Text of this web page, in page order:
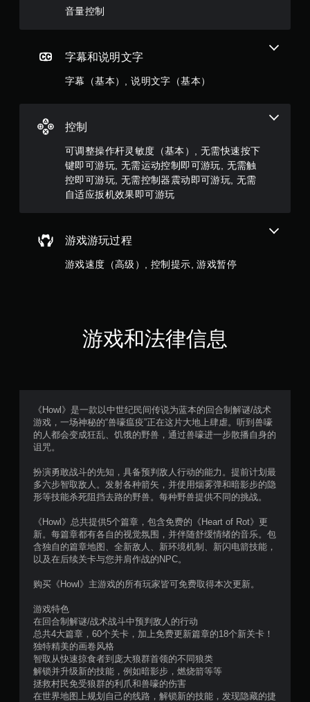
颗
星
8
个
评
价
）
音量控制
字幕和说明文字
字幕（基本）, 说明文字（基本）
控制
可调整操作杆灵敏度（基本）, 无需快速按下
键即可游玩, 无需运动控制即可游玩, 无需触
控即可游玩, 无需控制器震动即可游玩, 无需
自适应扳机效果即可游玩
需
控
制
震
动
即
可
游
玩
您
开
制
可
游
玩
游
戏
无
需
适
应
扳
效
可
游
玩
您
无
需
游戏游玩过程
游戏速度（高级）, 控制提示, 游戏暂停
游戏和法律信息
《Howl》是一款以中世纪民间传说为蓝本的回合制解谜/战术
游戏，一场神秘的“兽嚎瘟疫”正在这片大地上肆虐。听到兽嚎
的人都会变成狂乱、饥饿的野兽，通过兽嚎进一步散播自身的
诅咒。
扮演勇敢战斗的先知，具备预判敌人行动的能力。提前计划最
多六步智取敌人。发射各种箭矢，并使用烟雾弹和暗影步的隐
形等技能杀死阻挡去路的野兽。每种野兽提供不同的挑战。
《Howl》总共提供5个篇章，包含免费的《Heart of Rot》更
新。每篇章都有各自的视觉氛围，并伴随舒缓情绪的音乐。包
含独自的篇章地图、全新敌人、新环境机制、新闪电箭技能，
以及在后续关卡与您并肩作战的NPC。
购买《Howl》主游戏的所有玩家皆可免费取得本次更新。
游戏特色
在回合制解谜/战术战斗中预判敌人的行动
总共4大篇章，60个关卡，加上免费更新篇章的18个新关卡！
独特精美的画卷风格
智取从快速掠食者到庞大狼群首领的不同狼类
解锁并升级新的技能，例如暗影步，燃烧箭等等
拯救村民免受狼群的利爪和兽嚎的伤害
在世界地图上规划自己的线路，解锁新的技能，发现隐藏的捷